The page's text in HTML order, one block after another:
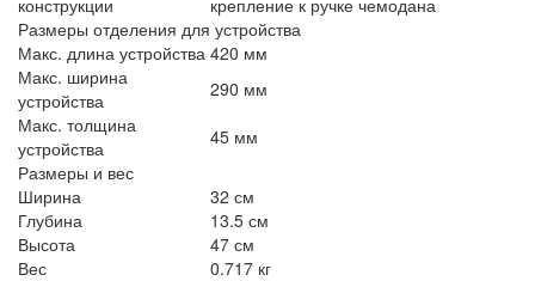
Размеры отделения для устройства
Макс. длина устройства 420 мм
Макс. ширина
устройства
290 мм
Макс. толщина
устройства
45 мм
Размеры и вес
Ширина
32 см
Глубина
13.5 см
Высота
47 см
Вес
0.717 кг